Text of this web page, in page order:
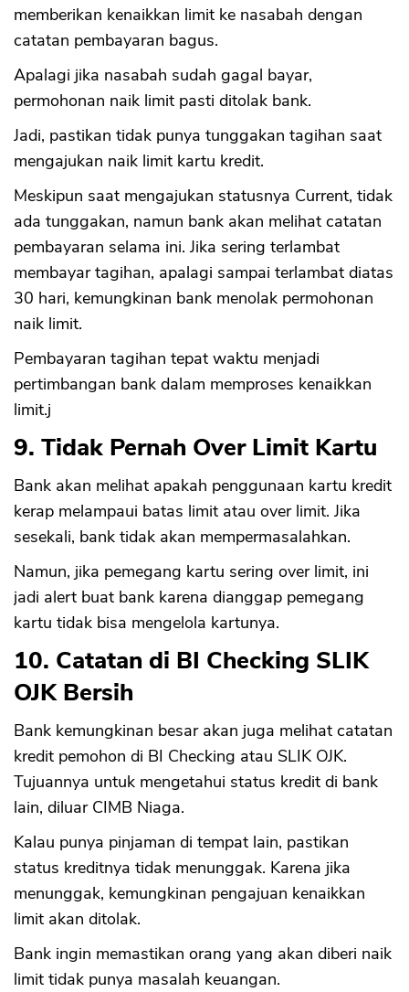
memberikan kenaikkan limit ke nasabah dengan
catatan pembayaran bagus.
Apalagi jika nasabah sudah gagal bayar,
permohonan naik limit pasti ditolak bank.
Jadi, pastikan tidak punya tunggakan tagihan saat
mengajukan naik limit kartu kredit.
Meskipun saat mengajukan statusnya Current, tidak
ada tunggakan, namun bank akan melihat catatan
pembayaran selama ini. Jika sering terlambat
membayar tagihan, apalagi sampai terlambat diatas
30 hari, kemungkinan bank menolak permohonan
naik limit.
Pembayaran tagihan tepat waktu menjadi
pertimbangan bank dalam memproses kenaikkan
limit.j
9. Tidak Pernah Over Limit Kartu
Bank akan melihat apakah penggunaan kartu kredit
kerap melampaui batas limit atau over limit. Jika
sesekali, bank tidak akan mempermasalahkan.
Namun, jika pemegang kartu sering over limit, ini
jadi alert buat bank karena dianggap pemegang
kartu tidak bisa mengelola kartunya.
10. Catatan di BI Checking SLIK
OJK Bersih
Bank kemungkinan besar akan juga melihat catatan
kredit pemohon di BI Checking atau SLIK OJK.
Tujuannya untuk mengetahui status kredit di bank
lain, diluar CIMB Niaga.
Kalau punya pinjaman di tempat lain, pastikan
status kreditnya tidak menunggak. Karena jika
menunggak, kemungkinan pengajuan kenaikkan
limit akan ditolak.
Bank ingin memastikan orang yang akan diberi naik
limit tidak punya masalah keuangan.
OK
CANCEL